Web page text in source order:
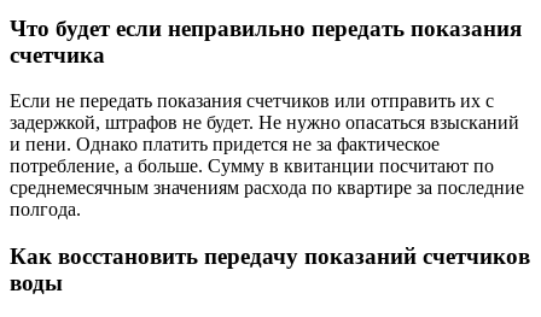
Что будет если неправильно передать показания
счетчика
Если не передать показания счетчиков или отправить их с
задержкой, штрафов не будет. Не нужно опасаться взысканий
и пени. Однако платить придется не за фактическое
потребление, а больше. Сумму в квитанции посчитают по
среднемесячным значениям расхода по квартире за последние
полгода.
Как восстановить передачу показаний счетчиков
воды